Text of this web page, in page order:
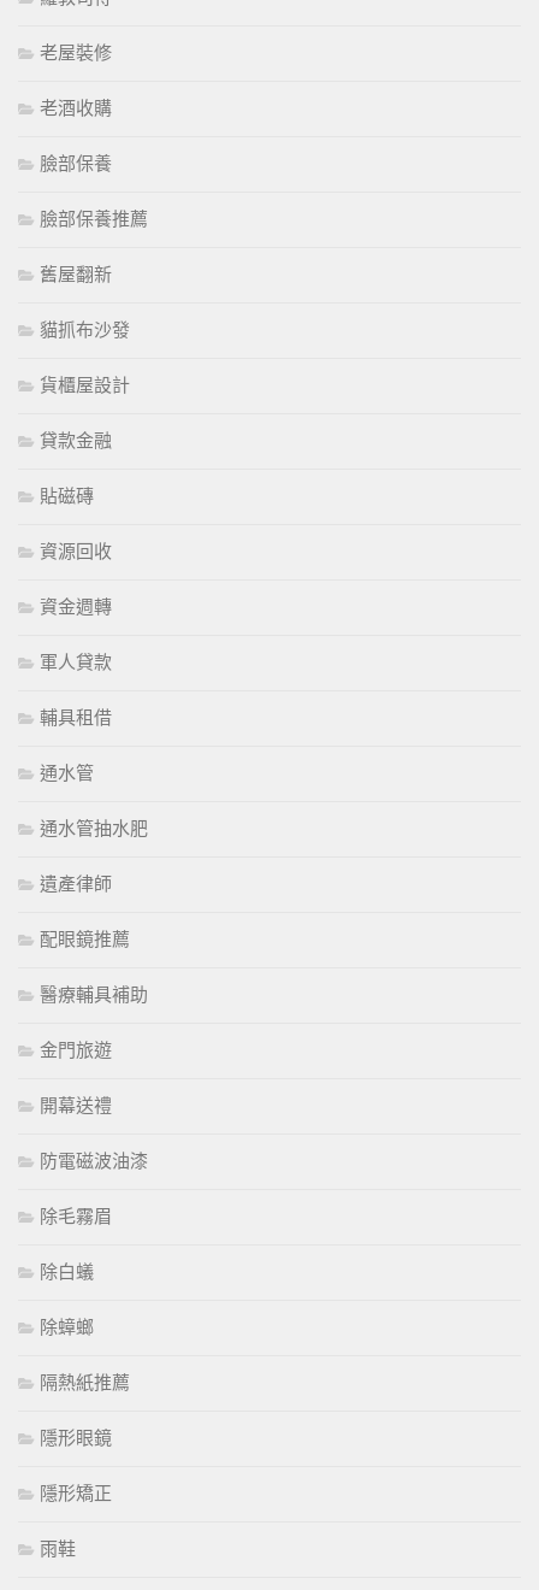
老屋裝修
老酒收購
臉部保養
臉部保養推薦
舊屋翻新
貓抓布沙發
貨櫃屋設計
貸款金融
貼磁磚
資源回收
資金週轉
軍人貸款
輔具租借
通水管
通水管抽水肥
遺產律師
配眼鏡推薦
醫療輔具補助
金門旅遊
開幕送禮
防電磁波油漆
除毛霧眉
除白蟻
除蟑螂
隔熱紙推薦
隱形眼鏡
隱形矯正
雨鞋